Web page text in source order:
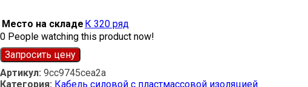
Место на складе К 320 ряд
0 People watching this product now!
Запросить цену
Артикул: 9cc9745cea2a
Категория: Кабель силовой с пластмассовой изоляцией